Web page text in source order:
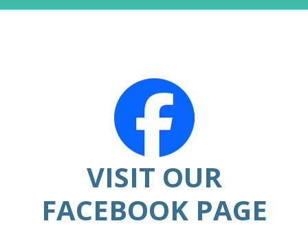
VISIT OUR
FACEBOOK PAGE